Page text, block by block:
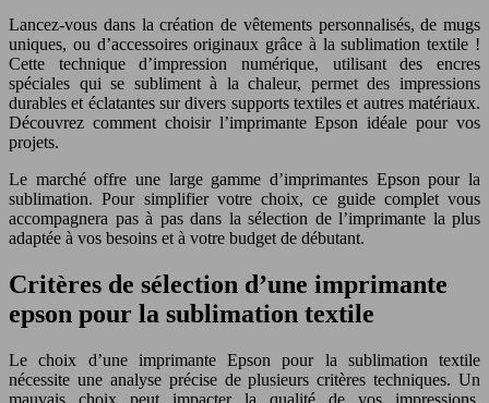
Lancez-vous dans la création de vêtements personnalisés, de mugs
uniques, ou d’accessoires originaux grâce à la sublimation textile !
Cette technique d’impression numérique, utilisant des encres
spéciales qui se subliment à la chaleur, permet des impressions
durables et éclatantes sur divers supports textiles et autres matériaux.
Découvrez comment choisir l’imprimante Epson idéale pour vos
projets.
Le marché offre une large gamme d’imprimantes Epson pour la
sublimation. Pour simplifier votre choix, ce guide complet vous
accompagnera pas à pas dans la sélection de l’imprimante la plus
adaptée à vos besoins et à votre budget de débutant.
Critères de sélection d’une imprimante
epson pour la sublimation textile
Le choix d’une imprimante Epson pour la sublimation textile
nécessite une analyse précise de plusieurs critères techniques. Un
mauvais choix peut impacter la qualité de vos impressions,